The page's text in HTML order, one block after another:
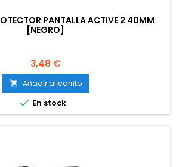
PANTALLA ACTIVE 2 40MM
[NEGRO]
Precio
3,48 €
 Añadir al carrito
 En stock